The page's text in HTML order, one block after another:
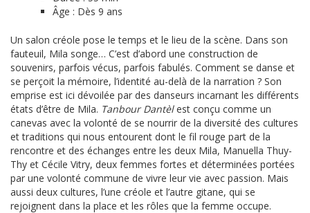
Âge : Dès 9 ans
Un salon créole pose le temps et le lieu de la scène. Dans son
fauteuil, Mila songe… C’est d’abord une construction de
souvenirs, parfois vécus, parfois fabulés. Comment se danse et
se perçoit la mémoire, l’identité au-delà de la narration ? Son
emprise est ici dévoilée par des danseurs incarnant les différents
états d’être de Mila. Tanbour Dantèlest conçu comme un
canevas avec la volonté de se nourrir de la diversité des cultures
et traditions qui nous entourent dont le fil rouge part de la
rencontre et des échanges entre les deux Mila, Manuella Thuy-
Thy et Cécile Vitry, deux femmes fortes et déterminées portées
par une volonté commune de vivre leur vie avec passion. Mais
aussi deux cultures, l’une créole et l’autre gitane, qui se
rejoignent dans la place et les rôles que la femme occupe.